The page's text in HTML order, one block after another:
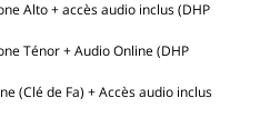
Alto + accès audio inclus (DHP
Ténor + Audio Online (DHP
(Clé de Fa) + Accès audio inclus